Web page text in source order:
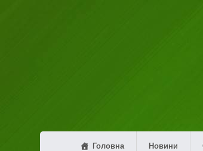
Головна Новини